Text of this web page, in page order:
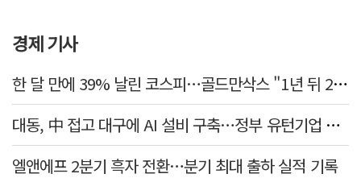
경제 기사
한 달 만에 39% 날린 코스피…골드만삭스 "1년 뒤 2배" 예상, 왜?
대동, 中 접고 대구에 AI 설비 구축…정부 유턴기업 선정
엘앤에프 2분기 흑자 전환…분기 최대 출하 실적 기록